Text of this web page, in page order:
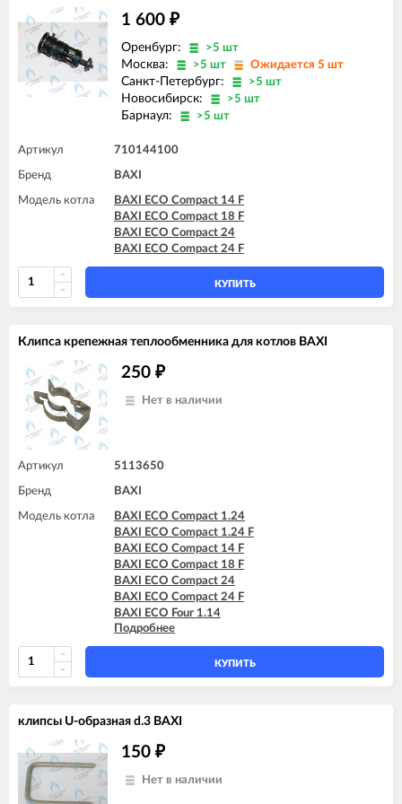
BAXI FOURTECH 24 (CSR)
BAXI FOURTECH 24 F (CSB)
BAXI FOURTECH 24 F (CSR)
1 600 ₽
Оренбург: >5 шт
Москва: >5 шт Ожидается 5 шт
Санкт-Петербург: >5 шт
Новосибирск: >5 шт
Барнаул: >5 шт
Артикул 710144100
Бренд BAXI
Модель котла
BAXI ECO Compact 14 F
BAXI ECO Compact 18 F
BAXI ECO Compact 24
BAXI ECO Compact 24 F
КУПИТЬ
Клипса крепежная теплообменника для котлов BAXI
250 ₽
Нет в наличии
Артикул 5113650
Бренд BAXI
Модель котла
BAXI ECO Compact 1.24
BAXI ECO Compact 1.24 F
BAXI ECO Compact 14 F
BAXI ECO Compact 18 F
BAXI ECO Compact 24
BAXI ECO Compact 24 F
BAXI ECO Four 1.14
BAXI ECO Four 1.14 F
BAXI ECO Four 1.24
BAXI ECO Four 1.24 F
BAXI ECO Four 24
BAXI ECO Home 10F (7729462)
BAXI ECO Home 10F (7787575)
BAXI ECO Home 14F (765281001)
BAXI ECO Home 14F (7729463)
Подробнее
КУПИТЬ
клипсы U-образная d.3 BAXI
150 ₽
Нет в наличии